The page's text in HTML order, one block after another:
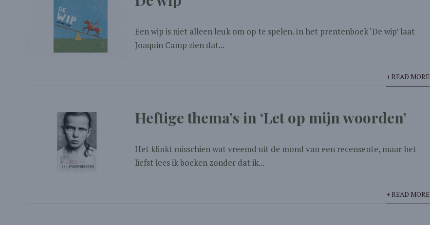
Een wip is niet alleen leuk om op te spelen. In het prentenboek ‘De wip’ laat
Joaquin Camp zien dat...
+ READ MORE
Heftige thema’s in ‘Let op mijn woorden’
Het klinkt misschien wat vreemd uit de mond van een recensente, maar het
liefst lees ik boeken zonder dat ik...
+ READ MORE